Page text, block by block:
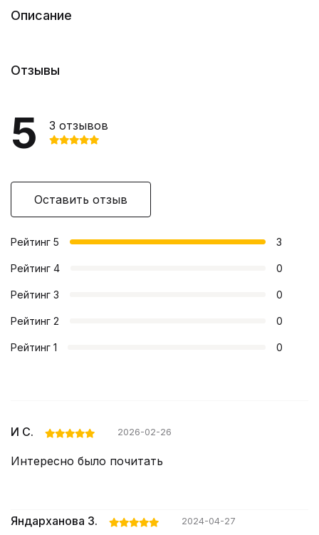
Описание
Отзывы
5 3 отзывов
Оставить отзыв
Рейтинг 5 3
Рейтинг 4 0
Рейтинг 3 0
Рейтинг 2 0
Рейтинг 1 0
И С. 2026-02-26
Интересно было почитать
Яндарханова З. 2024-04-27